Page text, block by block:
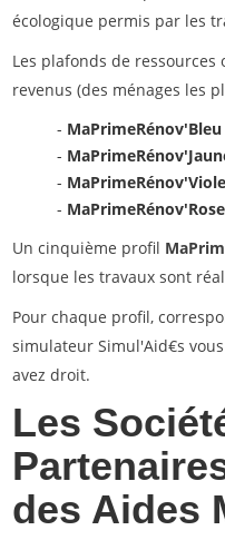
écologique permis par les
Les plafonds de
revenus (des ménages les
- MaPrimeRénov'Bleu
-
-
- MaPrimeRénov'Rose
Un cinquième profil
lorsque les travaux sont
Pour chaque profil,
simulateur Simul'Aid€s
avez droit.
Les
des Aides